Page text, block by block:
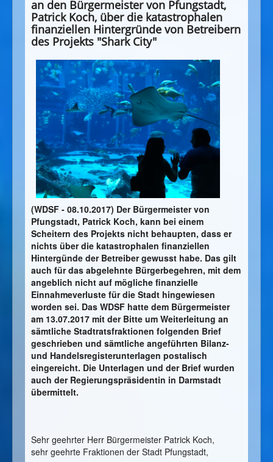
an den Bürgermeister von Pfungstadt,
Patrick Koch, über die katastrophalen
finanziellen Hintergründe von Betreibern
des Projekts "Shark City"
(WDSF - 08.10.2017) Der Bürgermeister von
Pfungstadt, Patrick Koch, kann bei einem
Scheitern des Projekts nicht behaupten, dass er
nichts über die katastrophalen finanziellen
Hintergünde der Betreiber gewusst habe. Das gilt
auch für das abgelehnte Bürgerbegehren, mit dem
angeblich nicht auf mögliche finanzielle
Einnahmeverluste für die Stadt hingewiesen
worden sei. Das WDSF hatte dem Bürgermeister
am 13.07.2017 mit der Bitte um Weiterleitung an
sämtliche Stadtratsfraktionen folgenden Brief
geschrieben und sämtliche angeführten Bilanz-
und Handelsregisterunterlagen postalisch
eingereicht. Die Unterlagen und der Brief wurden
auch der Regierungspräsidentin in Darmstadt
übermittelt.
Sehr geehrter Herr Bürgermeister Patrick Koch,
sehr geehrte Fraktionen der Stadt Pfungstadt,